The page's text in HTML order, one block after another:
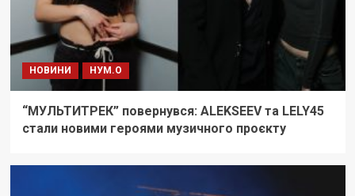
НОВИНИ НУМ.О
“МУЛЬТИТРЕК” повернувся: ALEKSEEV та LELY45
стали новими героями музичного проєкту